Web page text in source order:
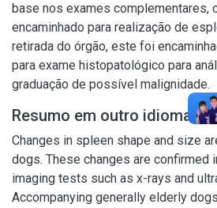
base nos exames complementares,
encaminhado para realização de
retirada do órgão, este foi
para exame histopatológico para
graduação de possível malignidade.
Resumo em outro idioma
Changes in spleen shape and size
dogs. These changes are confirmed
imaging tests such as x-rays and
Accompanying generally elderly